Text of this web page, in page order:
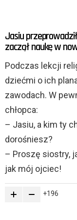
OSTATNIE
TREŚCI
Jasiu
zaczął naukę w
Podczas lekcji
dziećmi o ich
zawodach. W
chłopca:
– Jasiu, a kim ty
dorośniesz?
– Proszę siostry,
jak mój ojciec!
196